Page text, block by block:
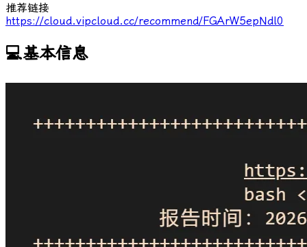
推荐链接
https://cloud.vipcloud.cc/recommend/FGArW5epNdl0
💻基本信息